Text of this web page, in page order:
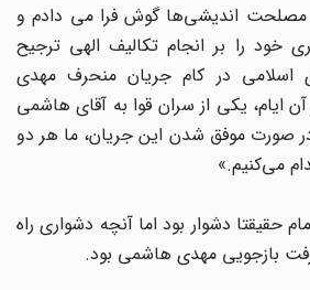
مصلحت اندیشی‌ها گوش فرا می دادم و
را بر انجام تکالیف الهی ترجیح
اسلامی در کام جریان منحرف مهدی
ایام، یکی از سران قوا به آقای هاشمی
صورت موفق شدن این جریان، ما هر دو
می‌کنیم.»
دشوار بود اما آنچه دشواری راه
بازجویی مهدی هاشمی بود.